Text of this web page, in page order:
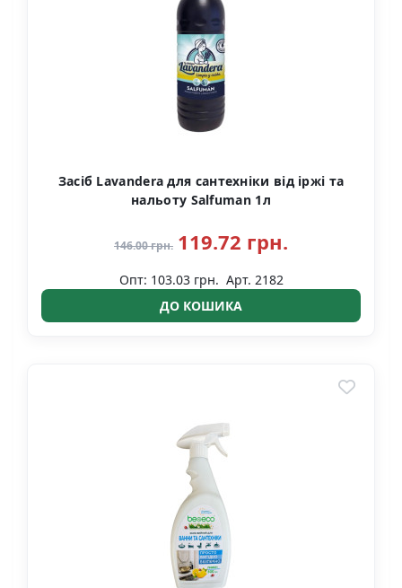
Засіб Lavandera для сантехніки від іржі та
нальоту Salfuman 1л
146.00 грн. 119.72 грн.
Опт: 103.03 грн. Арт. 2182
ДО КОШИКА